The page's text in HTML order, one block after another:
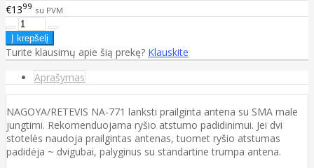
€1399 su PVM
Turite klausimų apie šią prekę? Klauskite
Aprašymas
NAGOYA/RETEVIS NA-771 lanksti prailginta antena su SMA male
jungtimi. Rekomenduojama ryšio atstumo padidinimui. Jei dvi
stotelės naudoja prailgintas antenas, tuomet ryšio atstumas
padidėja ~ dvigubai, palyginus su standartine trumpa antena.